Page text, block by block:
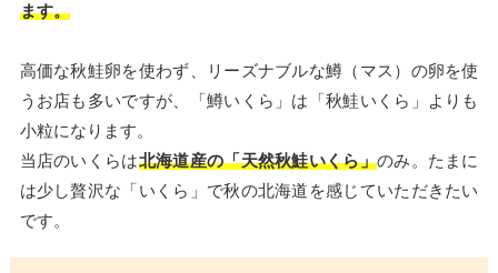
ます。
高価な秋鮭卵を使わず、リーズナブルな鱒（マス）の卵を使
うお店も多いですが、「鱒いくら」は「秋鮭いくら」よりも
小粒になります。
当店のいくらは北海道産の「天然秋鮭いくら」のみ。たまに
は少し贅沢な「いくら」で秋の北海道を感じていただきたい
です。